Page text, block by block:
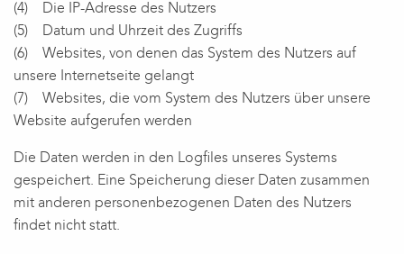
(4) Die IP-Adresse des Nutzers
(5) Datum und Uhrzeit des Zugriffs
(6) Websites, von denen das System des Nutzers auf
unsere Internetseite gelangt
(7) Websites, die vom System des Nutzers über unsere
Website aufgerufen werden
Die Daten werden in den Logfiles unseres Systems
gespeichert. Eine Speicherung dieser Daten zusammen
mit anderen personenbezogenen Daten des Nutzers
findet nicht statt.